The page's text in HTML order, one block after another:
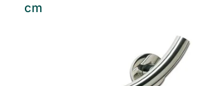
cm